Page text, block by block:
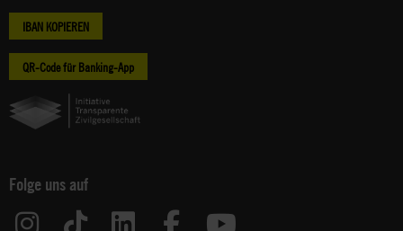
IBAN KOPIEREN
QR-Code für Banking-App
Folge uns auf